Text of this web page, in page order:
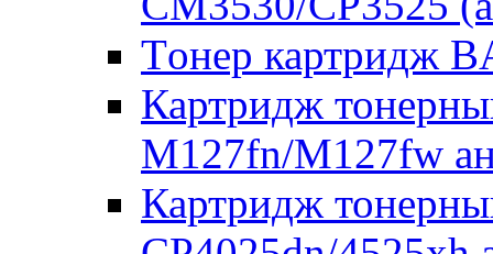
Tонер картридж
Картридж
M127fn/M127fw
Картридж